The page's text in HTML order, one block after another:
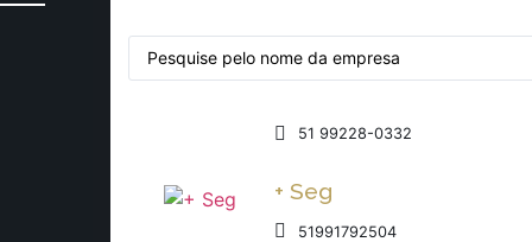
51 99228-0332
+ Seg
51991792504